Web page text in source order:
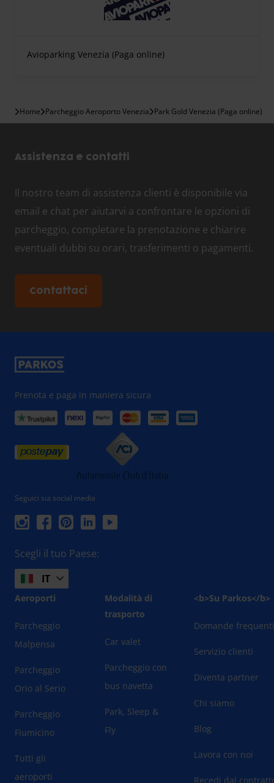
Avioparking Venezia (Paga online)
Home Parcheggio Aeroporto Venezia Park Gold Venezia (Paga online)
Assistenza e contatti
Il nostro team di assistenza clienti è disponibile via
email e chat per aiutarvi a confrontare le opzioni di
parcheggio, completare la prenotazione e chiarire
eventuali dubbi su orari, trasferimenti o pagamenti.
Contattaci
Prenota e paga in maniera sicura
Seguici sui social media
Scegli il tuo Paese:
IT
Aeroporti
Parcheggio
Malpensa
Parcheggio
Orio al Serio
Parcheggio
Fiumicino
Tutti gli
aeroporti
Modalità di
trasporto
Car valet
Parcheggio con
bus navetta
Park, Sleep &
Fly
<b>Su Parkos</b>
Domande
Servizio clienti
Diventa partner
Chi siamo
Blog
Lavora con noi
Recedi dal